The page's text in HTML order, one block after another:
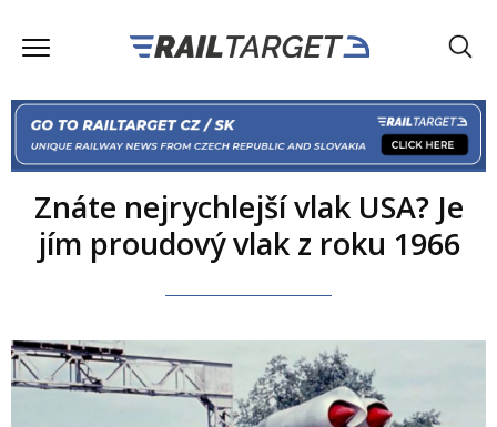
Znáte nejrychlejší vlak USA? Je
jím proudový vlak z roku 1966